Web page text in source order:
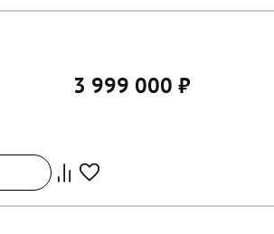
3 999 000 ₽